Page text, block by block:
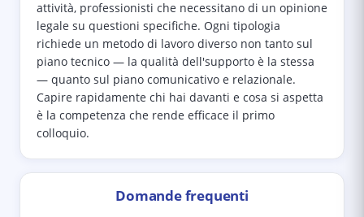
attività, professionisti che necessitano di un opinione
legale su questioni specifiche. Ogni tipologia
richiede un metodo di lavoro diverso non tanto sul
piano tecnico — la qualità dell'supporto è la stessa
— quanto sul piano comunicativo e relazionale.
Capire rapidamente chi hai davanti e cosa si aspetta
è la competenza che rende efficace il primo
colloquio.
Domande frequenti